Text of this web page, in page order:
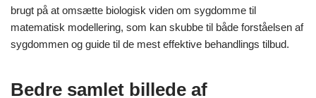
brugt på at omsætte biologisk viden om sygdomme til
matematisk modellering, som kan skubbe til både forståelsen af
sygdommen og guide til de mest effektive behandlings tilbud.
Bedre samlet billede af